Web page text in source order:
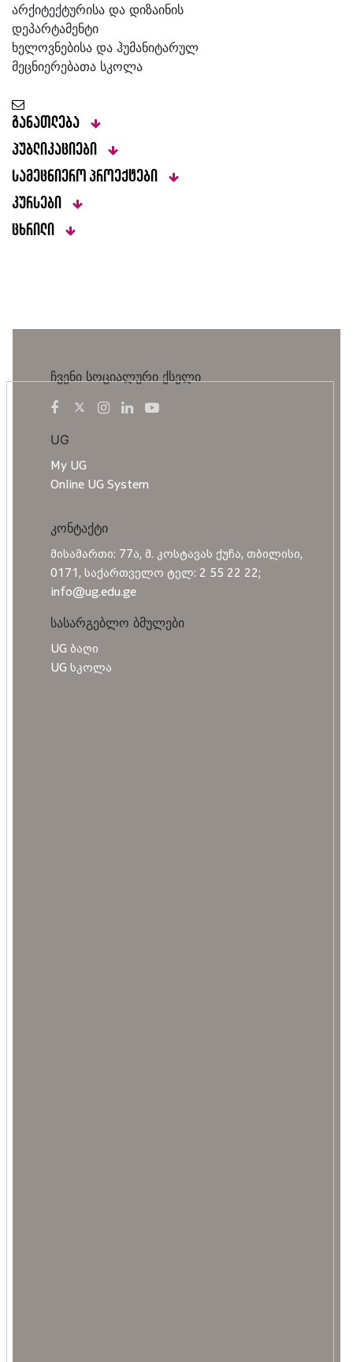
არქიტექტურისა და დიზაინის
დეპარტამენტი
ხელოვნებისა და ჰუმანიტარულ
მეცნიერებათა სკოლა
განათლება
პუბლიკაციები
სამეცნიერო პროექტები
კურსები
ცხრილი
ჩვენი სოციალური ქსელი
UG
My UG
Online UG System
კონტაქტი
მისამართი: 77ა, მ. კოსტავას ქუჩა, თბილისი,
0171, საქართველო ტელ: 2 55 22 22;
info@ug.edu.ge
სასარგებლო ბმულები
UG ბაღი
UG სკოლა